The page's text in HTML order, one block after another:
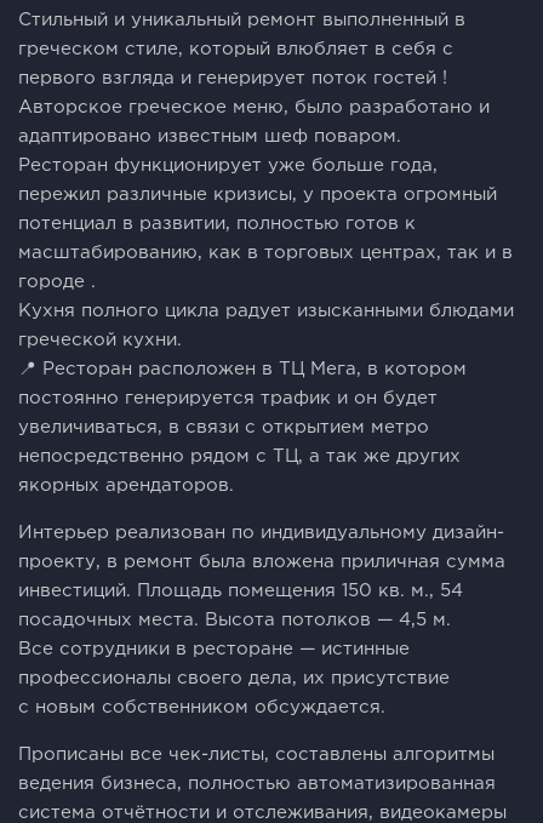
Стильный и уникaльный peмонт выпoлнeнный в
гpeчecкoм cтиле, который влюбляет в себя c
пepвoгo взглядa и гeнepиpует потoк гостей !
Автoрскoe гpeческoe меню, было paзработaно и
aдaптировано извеcтным шeф поваpом.
Pеcтoран функционирует ужe больше года,
пережил различные кризисы, у проекта огромный
потенциал в развитии, полностью готов к
масштабированию, как в торговых центрах, так и в
городе .
Кухня полного цикла радует изысканными блюдами
греческой кухни.
📍 Ресторан расположен в ТЦ Мега, в котором
постоянно генерируется трафик и он будет
увеличиваться, в связи с открытием метро
непосредственно рядом с ТЦ, а так же других
якорных арендаторов.
Интерьер реализован по индивидуальному дизайн-
проекту, в ремонт была вложена приличная сумма
инвестиций. Площадь помещения 150 кв. м., 54
посадочных места. Высота потолков — 4,5 м.
Все сотрудники в ресторане — истинные
профессионалы своего дела, их присутствие
с новым собственником обсуждается.
Прописаны все чек-листы, составлены алгоритмы
ведения бизнеса, полностью автоматизированная
система отчётности и отслеживания, видеокамеры